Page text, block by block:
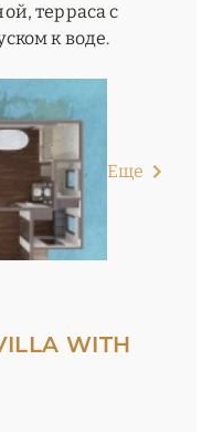
терраса с
к воде.
Еще
WITH